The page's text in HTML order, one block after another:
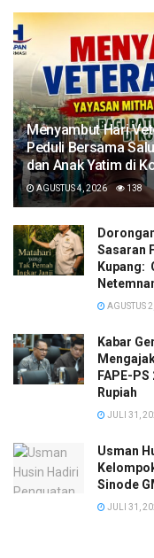
​Menyambut Hari
Peduli Bersama
dan Anak Yatim di
AGUSTUS 4, 2026 138
Sasaran
Kupang:
AGUSTUS
Kabar
FAPE-
Rupiah
JULI 31,
​Usman
Sinode
JULI 31,